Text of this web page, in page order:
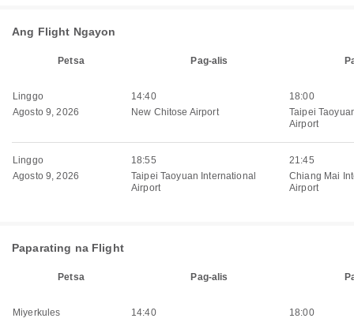
Ang Flight Ngayon
Petsa Pag-alis
Linggo
Agosto 9, 2026
14:40
New Chitose Airport
18:00
Taipei
Airport
Linggo
Agosto 9, 2026
18:55
Taipei Taoyuan International
Airport
21:45
Chiang Mai
Airport
Paparating na Flight
Petsa Pag-alis
Miyerkules
14:40
18:00